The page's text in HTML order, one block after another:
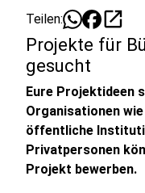
Teilen: open_in_new
Projekte für
gesucht
Eure Projektideen
Organisationen
öffentliche
Privatpersonen
Projekt bewerben.